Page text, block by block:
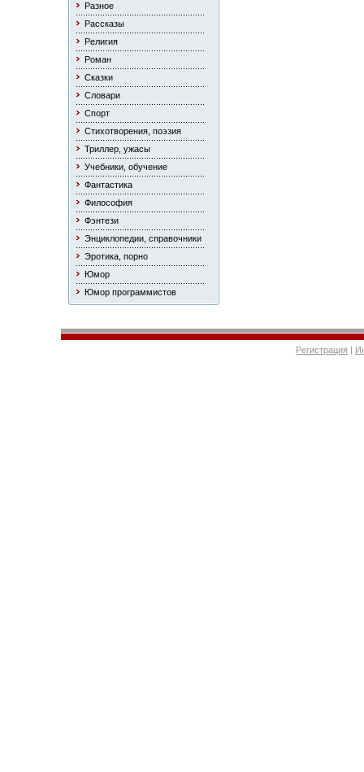
Разное
Рассказы
Религия
Роман
Сказки
Словари
Спорт
Стихотворения, поэзия
Триллер, ужасы
Учебники, обучение
Фантастика
Философия
Фэнтези
Энциклопедии, справочники
Эротика, порно
Юмор
Юмор программистов
Регистрация |